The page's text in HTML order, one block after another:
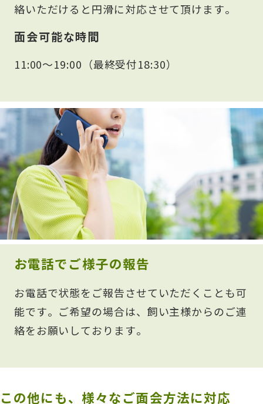
絡いただけると円滑に対応させて頂けます。
面会可能な時間
11:00～19:00（最終受付18:30）
お電話でご様子の報告
お電話で状態をご報告させていただくことも可
能です。ご希望の場合は、飼い主様からのご連
絡をお願いしております。
この他にも、様々なご面会方法に対応